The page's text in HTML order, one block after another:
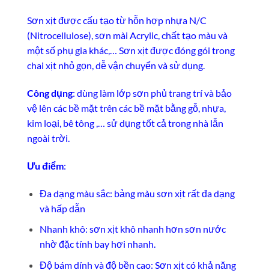
Sơn xịt được cấu tạo từ hỗn hợp nhựa N/C
(Nitrocellulose), sơn mài Acrylic, chất tạo màu và
một số phụ gia khác,… Sơn xịt được đóng gói trong
chai xịt nhỏ gọn, dễ vận chuyển và sử dụng.
Công dụng: dùng làm lớp sơn phủ trang trí và bảo
vệ lên các bề mặt trên các bề mặt bằng gỗ, nhựa,
kim loại, bê tông ,… sử dụng tốt cả trong nhà lẫn
ngoài trời.
Ưu điểm:
Đa dạng màu sắc: bảng màu sơn xịt rất đa dạng
và hấp dẫn
Nhanh khô: sơn xịt khô nhanh hơn sơn nước
nhờ đặc tính bay hơi nhanh.
Độ bám dính và độ bền cao: Sơn xịt có khả năng